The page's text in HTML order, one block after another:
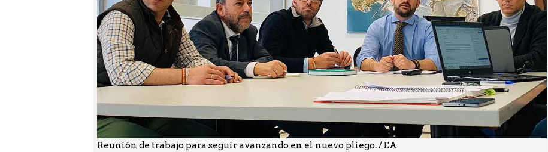
Reunión de trabajo para seguir avanzando en el nuevo pliego. / EA